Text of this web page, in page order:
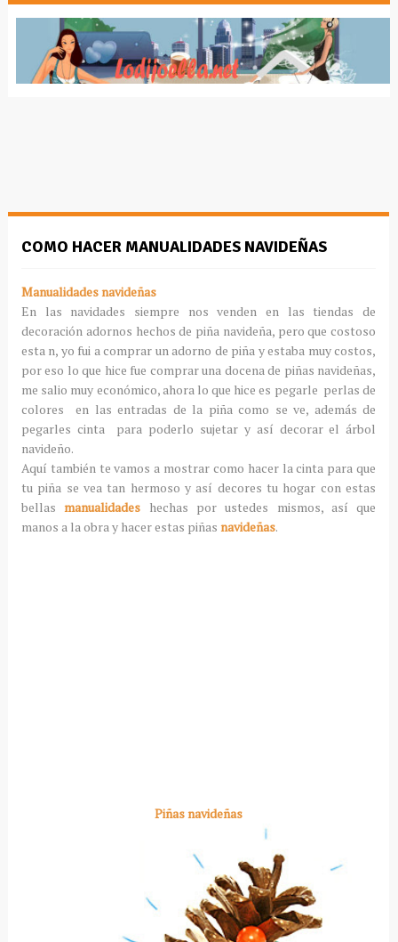
COMO HACER MANUALIDADES NAVIDEÑAS
Manualidades navideñas
En las navidades siempre nos venden en las tiendas de
decoración adornos hechos de piña navideña, pero que costoso
esta n, yo fui a comprar un adorno de piña y estaba muy costos,
por eso lo que hice fue comprar una docena de piñas navideñas,
me salio muy económico, ahora lo que hice es pegarle perlas de
colores en las entradas de la piña como se ve, además de
pegarles cinta para poderlo sujetar y así decorar el árbol
navideño.
Aquí también te vamos a mostrar como hacer la cinta para que
tu piña se vea tan hermoso y así decores tu hogar con estas
bellas manualidades hechas por ustedes mismos, así que
manos a la obra y hacer estas piñas navideñas.
Piñas navideñas